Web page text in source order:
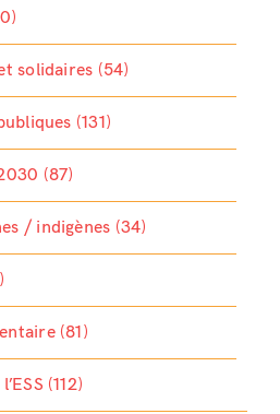
solidaires (54)
(131)
(87)
/ indigènes (34)
(81)
(112)